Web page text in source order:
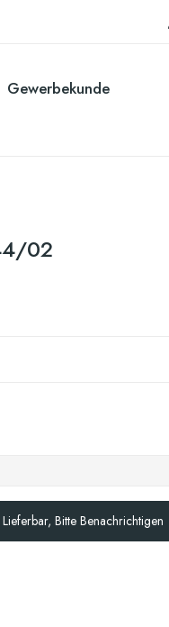
Gewerbekunde
02
Bitte Benachrichtigen